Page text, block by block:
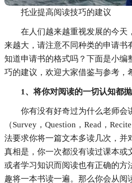
托业提高阅读技巧的建议
在人们越来越重视发展的今天
来越大，请注意不同种类的申请书
知道申请书的格式吗？下面是小编
巧的建议，欢迎大家借鉴与参考，
1、将你对阅读的一切认知都
你有没有好奇过为什么老师会
（Survey，Question，Read，
法要求你将一篇文本多读几次，并
真相是，你一次都没有读过课本或
或者学习知识而阅读也有正确的方
趣将一本书读一遍。那么你会从阅